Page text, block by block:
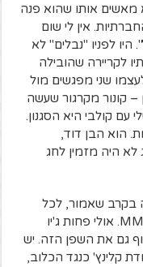
מאשים אותו שהוא פנה
אין לי שום
לפניו "נבלים" לא
לקריירה שהובילה
שני מפגשים מול
– קונור מקרגור שעשה
עם קולבי היא הסגנון.
הוא הבן דוד,
לא היה מזמין לחג
בקרב שאמור, לכל
הפחות להציג את רוב האספקטים של MMA. אולי פחות ג'יו
גם את השפן הזה. יש
קלינץ' כנגד הכלוב,